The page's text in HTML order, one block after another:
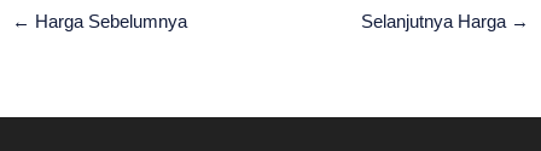
← Harga Sebelumnya Selanjutnya Harga →